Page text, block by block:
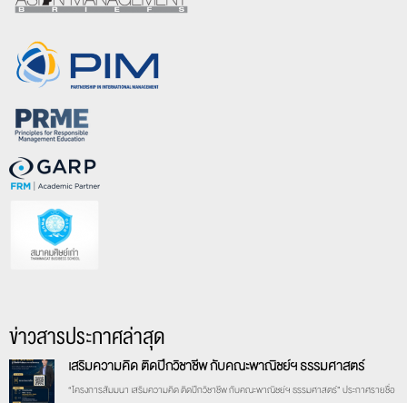
ข่าวสารประกาศล่าสุด
เสริมความคิด ติดปีกวิชาชีพ กับคณะพาณิชย์ฯ ธรรมศาสตร์
“โครงการสัมมนา เสริมความคิด ติดปีกวิชาชีพ กับคณะพาณิชย์ฯ ธรรมศาสตร์” ประกาศรายชื่อ